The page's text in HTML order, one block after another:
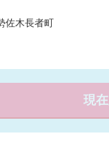
佐木長者町
現